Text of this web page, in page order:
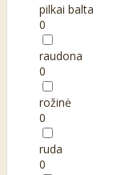
pilkai balta
0
raudona
0
rožinė
0
ruda
0